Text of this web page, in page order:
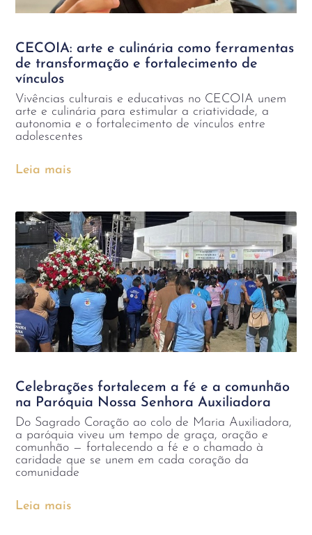
CECOIA: arte e culinária como ferramentas
de transformação e fortalecimento de
vínculos
Vivências culturais e educativas no CECOIA unem
arte e culinária para estimular a criatividade, a
autonomia e o fortalecimento de vínculos entre
adolescentes
Leia mais
Celebrações fortalecem a fé e a comunhão
na Paróquia Nossa Senhora Auxiliadora
Do Sagrado Coração ao colo de Maria Auxiliadora,
a paróquia viveu um tempo de graça, oração e
comunhão — fortalecendo a fé e o chamado à
caridade que se unem em cada coração da
comunidade
Leia mais